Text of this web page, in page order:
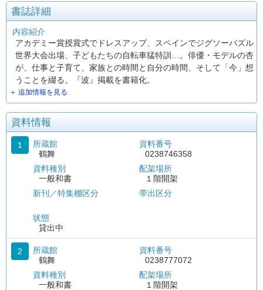
書誌詳細
内容紹介
アカデミー賞授賞式でドレスアップ、スペインでジグソーパズル
世界大会出場、子どもたちの自転車猛特訓…。俳優・モデルの杏
が、仕事と子育て、家族との時間と自分の時間、そして「今」想
うことを綴る。『波』掲載を書籍化。
＋ 追加情報を見る
資料情報
1
所蔵館
鶴舞
資料種別
一般和書
新刊／特集棚区分
状態
貸出中
資料番号
0238746358
配架場所
１階開架
帯出区分
2
所蔵館
鶴舞
資料種別
一般和書
資料番号
0238777072
配架場所
１階開架